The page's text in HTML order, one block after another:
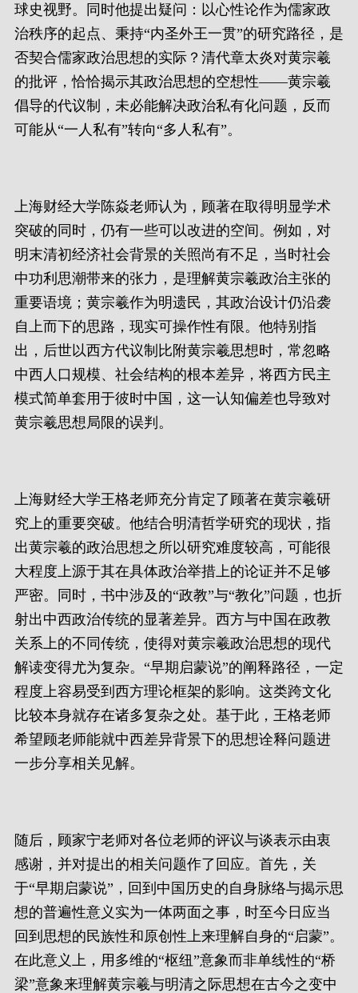
球史视野。同时他提出疑问：以心性论作为儒家政
治秩序的起点、秉持“内圣外王一贯”的研究路径，是
否契合儒家政治思想的实际？清代章太炎对黄宗羲
的批评，恰恰揭示其政治思想的空想性——黄宗羲
倡导的代议制，未必能解决政治私有化问题，反而
可能从“一人私有”转向“多人私有”。
上海财经大学陈焱老师认为，顾著在取得明显学术
突破的同时，仍有一些可以改进的空间。例如，对
明末清初经济社会背景的关照尚有不足，当时社会
中功利思潮带来的张力，是理解黄宗羲政治主张的
重要语境；黄宗羲作为明遗民，其政治设计仍沿袭
自上而下的思路，现实可操作性有限。他特别指
出，后世以西方代议制比附黄宗羲思想时，常忽略
中西人口规模、社会结构的根本差异，将西方民主
模式简单套用于彼时中国，这一认知偏差也导致对
黄宗羲思想局限的误判。
上海财经大学王格老师充分肯定了顾著在黄宗羲研
究上的重要突破。他结合明清哲学研究的现状，指
出黄宗羲的政治思想之所以研究难度较高，可能很
大程度上源于其在具体政治举措上的论证并不足够
严密。同时，书中涉及的“政教”与“教化”问题，也折
射出中西政治传统的显著差异。西方与中国在政教
关系上的不同传统，使得对黄宗羲政治思想的现代
解读变得尤为复杂。“早期启蒙说”的阐释路径，一定
程度上容易受到西方理论框架的影响。这类跨文化
比较本身就存在诸多复杂之处。基于此，王格老师
希望顾老师能就中西差异背景下的思想诠释问题进
一步分享相关见解。
随后，顾家宁老师对各位老师的评议与谈表示由衷
感谢，并对提出的相关问题作了回应。首先，关
于“早期启蒙说”，回到中国历史的自身脉络与揭示思
想的普遍性意义实为一体两面之事，时至今日应当
回到思想的民族性和原创性上来理解自身的“启蒙”。
在此意义上，用多维的“枢纽”意象而非单线性的“桥
梁”意象来理解黄宗羲与明清之际思想在古今之变中